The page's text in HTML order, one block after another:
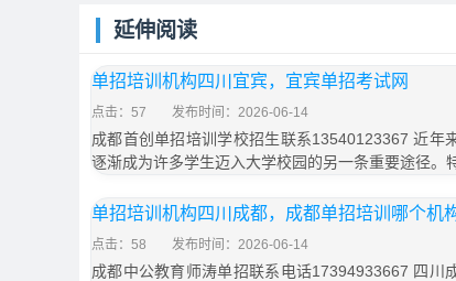
延伸阅读
单招培训机构四川宜宾，宜宾单招考试网
点击：57 发布时间：2026-06-14
成都首创单招培训学校招生联系13540123367 近年
逐渐成为许多学生迈入大学校园的另一条重要途径。
单招培训机构四川成都，成都单招培训哪个机
点击：58 发布时间：2026-06-14
成都中公教育师涛单招联系电话17394933667 四川